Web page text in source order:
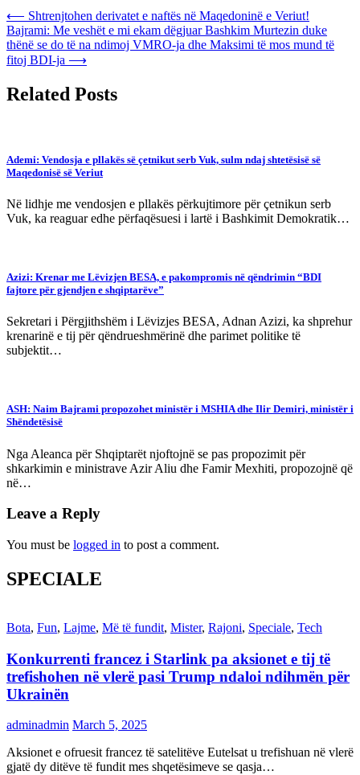
Post
navigation
⟵ Shtrenjtohen derivatet e naftës në Maqedoninë e Veriut!
Bajrami: Me veshët e mi ekam dëgjuar Bashkim Murtezin duke
thënë se do të na ndimoj VMRO-ja dhe Maksimi të mos mund të
fitoj BDI-ja ⟶
Related Posts
Ademi: Vendosja e pllakës së çetnikut serb Vuk, sulm ndaj shtetësisë së
Maqedonisë së Veriut
Në lidhje me vendosjen e pllakës përkujtimore për çetnikun serb
Vuk, ka reaguar edhe përfaqësuesi i lartë i Bashkimit Demokratik…
Azizi: Krenar me Lëvizjen BESA, e pakompromis në qëndrimin “BDI
fajtore për gjendjen e shqiptarëve”
Sekretari i Përgjithshëm i Lëvizjes BESA, Adnan Azizi, ka shprehur
krenarinë e tij për qëndrueshmërinë dhe parimet politike të
subjektit…
ASH: Naim Bajrami propozohet ministër i MSHIA dhe Ilir Demiri, ministër i
Shëndetësisë
Nga Aleanca për Shqiptarët njoftojnë se pas propozimit për
shkarkimin e ministrave Azir Aliu dhe Famir Mexhiti, propozojnë që
në…
Leave a Reply
You must be logged in to post a comment.
SPECIALE
Bota, Fun, Lajme, Më të fundit, Mister, Rajoni, Speciale, Tech
Konkurrenti francez i Starlink pa aksionet e tij të
trefishohen në vlerë pasi Trump ndaloi ndihmën për
Ukrainën
adminadmin March 5, 2025
Aksionet e ofruesit francez të satelitëve Eutelsat u trefishuan në vlerë
gjatë dy ditëve të fundit mes shqetësimeve se qasja…